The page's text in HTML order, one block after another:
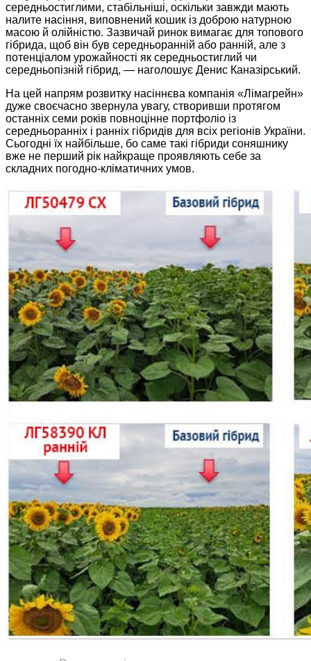
середньостиглими, стабільніші, оскільки завжди мають
налите насіння, виповнений кошик із доброю натурною
масою й олійністю. Зазвичай ринок вимагає для топового
гібрида, щоб він був середньоранній або ранній, але з
потенціалом урожайності як середньостиглий чи
середньопізній гібрид, — наголошує Денис Каназірський.
На цей напрям розвитку насіннєва компанія «Лімагрейн»
дуже своєчасно звернула увагу, створивши протягом
останніх семи років повноцінне портфоліо із
середньоранніх і ранніх гіб­ридів для всіх регіонів України.
Сьогодні їх найбільше, бо саме такі гібриди соняшнику
вже не перший рік найкраще проявляють себе за
складних погодно-кліматичних умов.